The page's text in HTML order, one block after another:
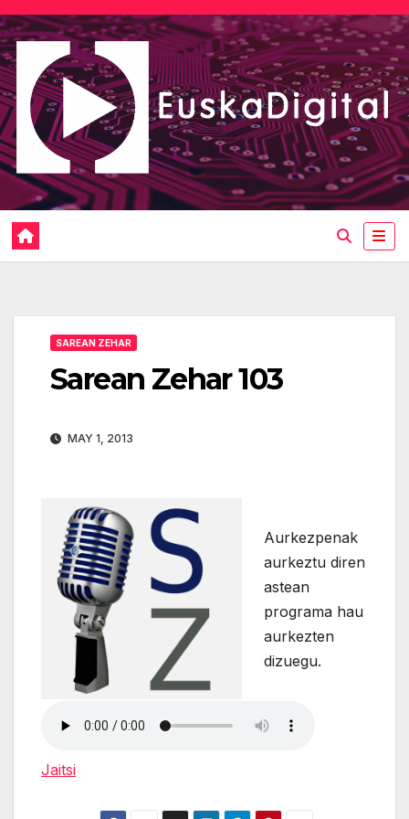
Saltar
al
contenido
SAREAN ZEHAR
Sarean Zehar 103
MAY 1, 2013
Aurkezpenak
aurkeztu diren
astean
programa hau
aurkezten
dizuegu.
Jaitsi